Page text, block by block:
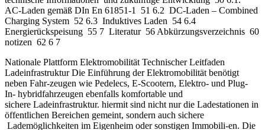
AC-Laden gemäß DIn En 61851-1 51 6.2 DC-Laden – Combined
Charging System 52 6.3 Induktives Laden 54 6.4
Energierückspeisung 55 7 Literatur 56 Abkürzungsverzeichnis 60
notizen 62 6 7
Nationale Plattform Elektromobilität Technischer Leitfaden
Ladeinfrastruktur Die Einführung der Elektromobilität benötigt
neben Fahr-zeugen wie Pedelecs, E-Scootern, Elektro- und Plug-
In- hybridfahrzeugen ebenfalls komfortable und
sichere Ladeinfrastruktur. hiermit sind nicht nur die Ladestationen in
öffentlichen Bereichen gemeint, sondern auch sichere
Lademöglichkeiten im Eigenheim oder sonstigen Immobili-en. Die